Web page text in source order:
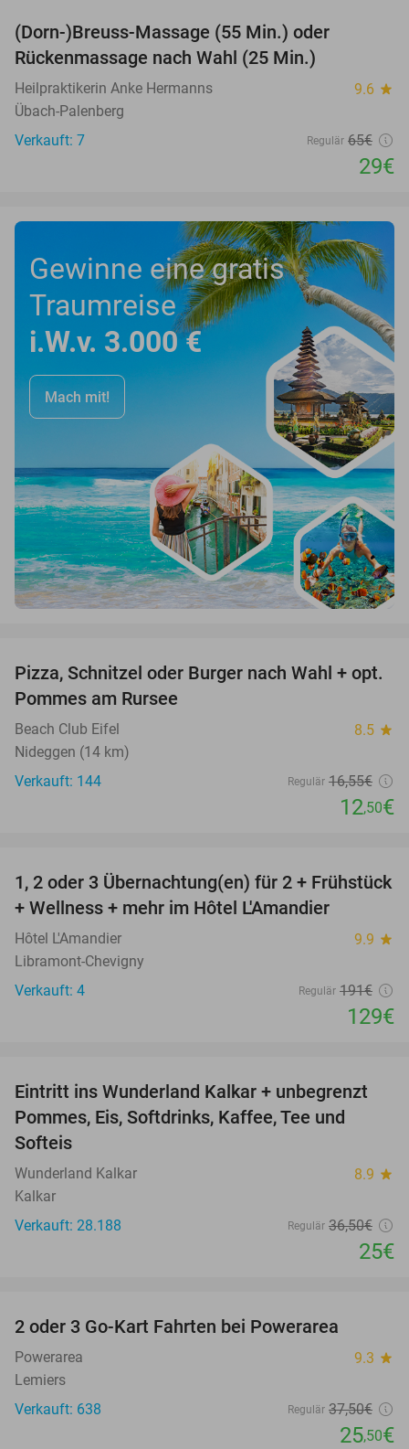
(Dorn-)Breuss-Massage (55 Min.) oder
Rückenmassage nach Wahl (25 Min.)
Heilpraktikerin Anke Hermanns 9.6 star
Übach-Palenberg
Verkauft: 7
Regulär 65€
29€
Gewinne eine gratis
Traumreise
i.W.v. 3.000 €
Mach mit!
24%
Pizza, Schnitzel oder Burger nach Wahl + opt.
Pommes am Rursee
Beach Club Eifel 8.5 star
Nideggen (14 km)
Verkauft: 144
Regulär 16,55€
12,50€
32%
TODAY
1, 2 oder 3 Übernachtung(en) für 2 + Frühstück
+ Wellness + mehr im Hôtel L'Amandier
Hôtel L'Amandier 9.9 star
Libramont-Chevigny
Verkauft: 4
Regulär 191€
129€
32%
Eintritt ins Wunderland Kalkar + unbegrenzt
Pommes, Eis, Softdrinks, Kaffee, Tee und
Softeis
Wunderland Kalkar 8.9 star
Kalkar
Verkauft: 28.188
Regulär 36,50€
25€
2 oder 3 Go-Kart Fahrten bei Powerarea
Powerarea 9.3 star
Lemiers
Verkauft: 638
Regulär 37,50€
25,50€